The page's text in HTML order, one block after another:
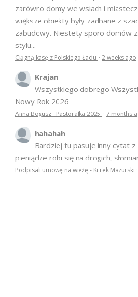
zarówno domy we wsiach i
większe obiekty były zadbane z
zabudowy. Niestety sporo domów
stylu...
Ciągną kasę z Polskiego Ładu · 2 weeks ago
Krajan
Wszystkiego dobrego
Nowy Rok 2026
Anna Bogusz - Pastorałka 2025 · 7 months
hahahah
Bardziej tu pasuje inny cytat z
pieniądze robi się na drogich,
Podpisali umowę na wieżę - Kurek Mazurski ·